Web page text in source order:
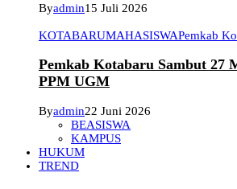
Byadmin15 Juli 2026
KOTABARUMAHASISWAPemkab
Pemkab Kotabaru Sambut 27
PPM UGM
Byadmin22 Juni 2026
BEASISWA
KAMPUS
HUKUM
TREND